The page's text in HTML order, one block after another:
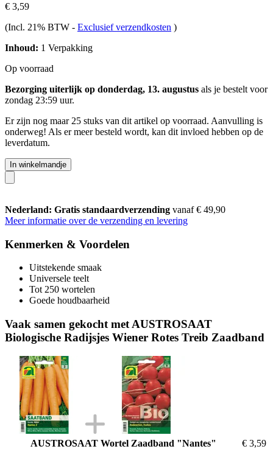
€ 3,59
(Incl. 21% BTW - Exclusief verzendkosten )
Inhoud: 1 Verpakking
Op voorraad
Bezorging uiterlijk op donderdag, 13. augustus als je bestelt voor
zondag 23:59 uur.
Er zijn nog maar 25 stuks van dit artikel op voorraad. Aanvulling is
onderweg! Als er meer besteld wordt, kan dit invloed hebben op de
leverdatum.
In winkelmandje
Nederland: Gratis standaardverzending vanaf € 49,90
Meer informatie over de verzending en levering
Kenmerken & Voordelen
Uitstekende smaak
Universele teelt
Tot 250 wortelen
Goede houdbaarheid
Vaak samen gekocht met AUSTROSAAT
Biologische Radijsjes Wiener Rotes Treib Zaadband
AUSTROSAAT Wortel Zaadband "Nantes"
€ 3,59